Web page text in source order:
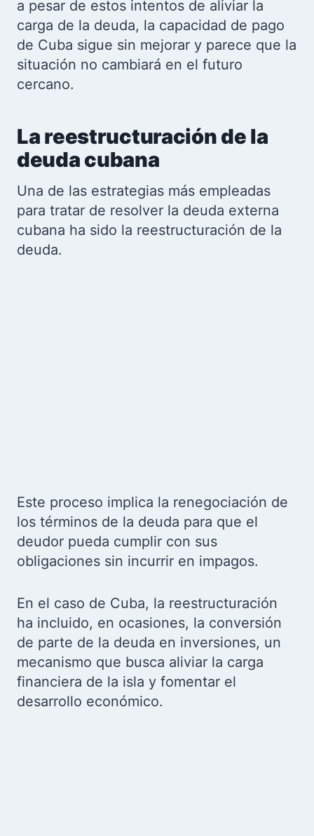
a pesar de estos intentos de aliviar la
carga de la deuda, la capacidad de pago
de Cuba sigue sin mejorar y parece que la
situación no cambiará en el futuro
cercano.
La reestructuración de la
deuda cubana
Una de las estrategias más empleadas
para tratar de resolver la deuda externa
cubana ha sido la reestructuración de la
deuda.
Este proceso implica la renegociación de
los términos de la deuda para que el
deudor pueda cumplir con sus
obligaciones sin incurrir en impagos.
En el caso de Cuba, la reestructuración
ha incluido, en ocasiones, la conversión
de parte de la deuda en inversiones, un
mecanismo que busca aliviar la carga
financiera de la isla y fomentar el
desarrollo económico.